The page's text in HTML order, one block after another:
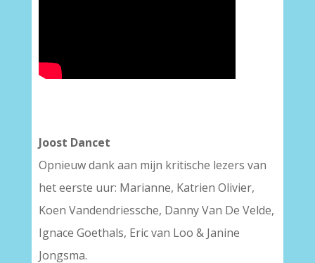
Joost Dancet
Opnieuw dank aan mijn kritische lezers van
het eerste uur: Marianne, Katrien Olivier,
Koen Vandendriessche, Danny Van De Velde,
Ignace Goethals, Eric van Loo & Janine
Jongsma.